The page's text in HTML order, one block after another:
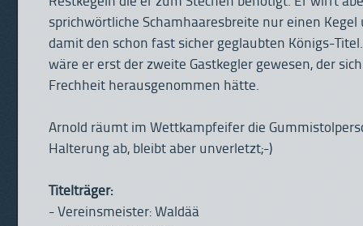
sprichwörtliche Schamhaaresbreite nur einen Kegel
damit den schon fast sicher geglaubten Königs-
wäre er erst der zweite Gastkegler gewesen, der
Frechheit herausgenommen hätte.
Arnold räumt im Wettkampfeifer die
Halterung ab, bleibt aber unverletzt;-)
Titelträger:
- Vereinsmeister: Waldää